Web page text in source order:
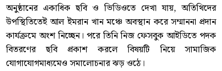
অনুষ্ঠানের একাধিক ছবি ও ভিডিওতে দেখা যায়, অতিথিদের
উপস্থিতিতেই আল ইমরান খান মঞ্চে অবস্থান করে সম্মাননা প্রদান
কার্যক্রমে অংশ নিচ্ছেন। পরে তিনি নিজ ফেসবুক আইডিতে পদক
বিতরণের ছবি প্রকাশ করলে বিষয়টি নিয়ে সামাজিক
যোগাযোগমাধ্যমেও সমালোচনার ঝড় ওঠে।